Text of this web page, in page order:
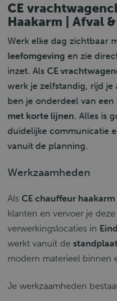
CE
Haakarm | Afval
Werk elke dag zichtbaar
leefomgeving en zie
inzet. Als CE
werk je zelfstandig, rijd je
ben je onderdeel van een
met korte lijnen. Alles is
duidelijke communicatie
vanuit de planning.
Werkzaamheden
Als CE chauffeur haakarm
klanten en vervoer je deze
verwerkingslocaties in
werkt vanuit de
modern materieel binnen
Je werkzaamheden